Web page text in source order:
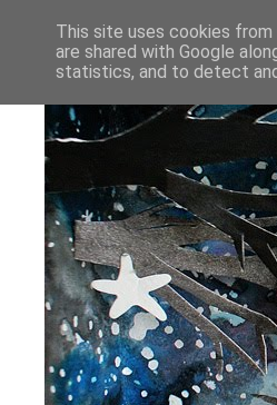
This site uses cookies
are shared with Google
statistics, and to detect